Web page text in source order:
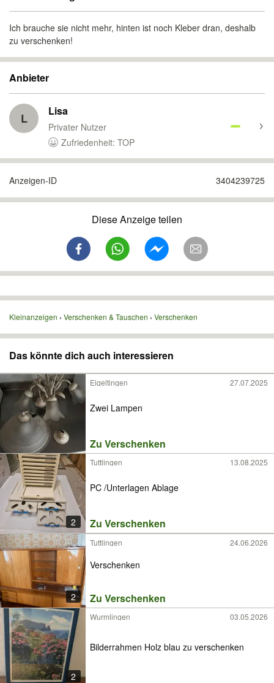
Ich brauche sie nicht mehr, hinten ist noch Kleber dran, deshalb
zu verschenken!
Anbieter
L Lisa
Privater Nutzer
Zufriedenheit: TOP
Anzeigen-ID 3404239725
Diese Anzeige teilen
Kleinanzeigen Verschenken & Tauschen Verschenken
Das könnte dich auch interessieren
Eigeltingen 27.07.2025
Zwei Lampen
Zu Verschenken
2
Tuttlingen 13.08.2025
PC /Unterlagen Ablage
Zu Verschenken
2
Tuttlingen 24.06.2026
Verschenken
Zu Verschenken
2
Wurmlingen 03.05.2026
Bilderrahmen Holz blau zu verschenken